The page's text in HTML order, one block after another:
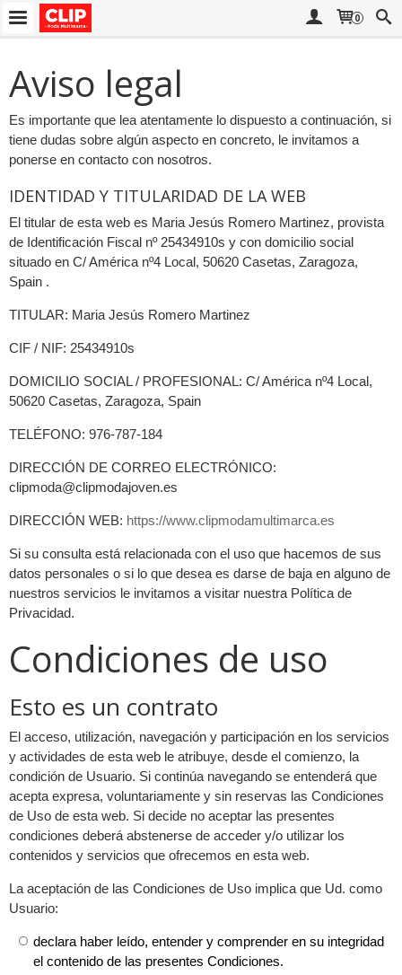
0
Aviso legal
Es importante que lea atentamente lo dispuesto a continuación, si
tiene dudas sobre algún aspecto en concreto, le invitamos a
ponerse en contacto con nosotros.
IDENTIDAD Y TITULARIDAD DE LA WEB
El titular de esta web es Maria Jesús Romero Martinez, provista
de Identificación Fiscal nº 25434910s y con domicilio social
situado en C/ América nº4 Local, 50620 Casetas, Zaragoza,
Spain .
TITULAR: Maria Jesús Romero Martinez
CIF / NIF: 25434910s
DOMICILIO SOCIAL / PROFESIONAL: C/ América nº4 Local,
50620 Casetas, Zaragoza, Spain
TELÉFONO: 976-787-184
DIRECCIÓN DE CORREO ELECTRÓNICO:
clipmoda@clipmodajoven.es
DIRECCIÓN WEB: https://www.clipmodamultimarca.es
Si su consulta está relacionada con el uso que hacemos de sus
datos personales o si lo que desea es darse de baja en alguno de
nuestros servicios le invitamos a visitar nuestra Política de
Privacidad.
Condiciones de uso
Esto es un contrato
El acceso, utilización, navegación y participación en los servicios
y actividades de esta web le atribuye, desde el comienzo, la
condición de Usuario. Si continúa navegando se entenderá que
acepta expresa, voluntariamente y sin reservas las Condiciones
de Uso de esta web. Si decide no aceptar las presentes
condiciones deberá abstenerse de acceder y/o utilizar los
contenidos y servicios que ofrecemos en esta web.
La aceptación de las Condiciones de Uso implica que Ud. como
Usuario:
declara haber leído, entender y comprender en su integridad
el contenido de las presentes Condiciones.